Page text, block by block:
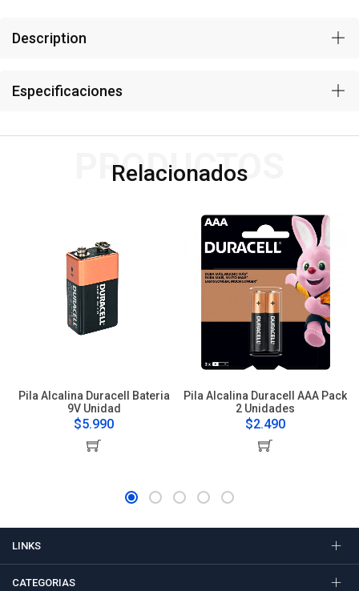
Description
Especificaciones
Relacionados
PRODUCTOS
Pila Alcalina Duracell Bateria
9V Unidad
$5.990
Pila Alcalina Duracell AAA Pack
2 Unidades
$2.490
LINKS
CATEGORIAS